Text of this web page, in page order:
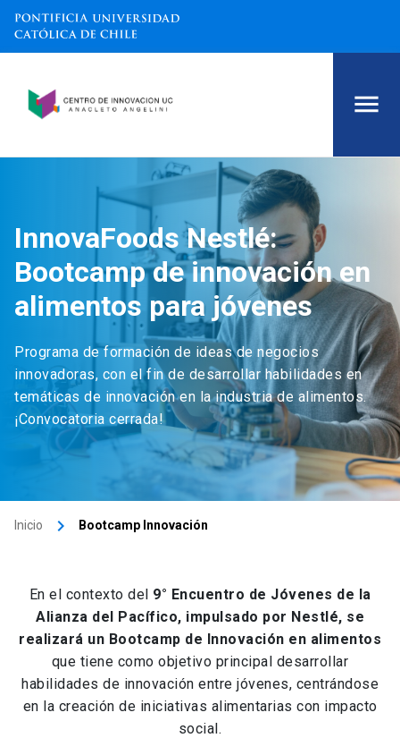
InnovaFoods Nestlé:
Bootcamp de innovación en
alimentos para jóvenes
Programa de formación de ideas de negocios
innovadoras, con el fin de desarrollar habilidades en
temáticas de innovación en la industria de alimentos.
¡Convocatoria cerrada!
Inicio keyboard_arrow_right Bootcamp Innovación
En el contexto del 9° Encuentro de Jóvenes de la
Alianza del Pacífico, impulsado por Nestlé, se
realizará un Bootcamp de Innovación en alimentos
que tiene como objetivo principal desarrollar
habilidades de innovación entre jóvenes, centrándose
en la creación de iniciativas alimentarias con impacto
social.